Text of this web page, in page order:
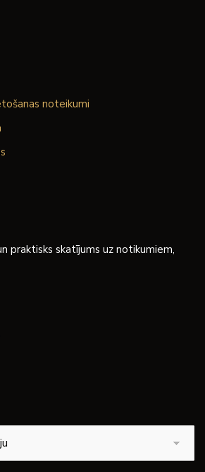
noteikumi
praktisks skatījums uz notikumiem,